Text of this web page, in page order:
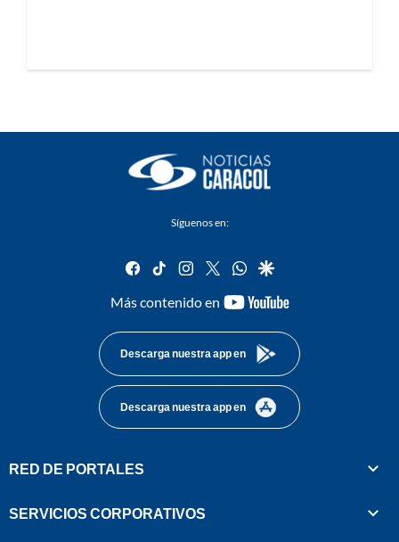
Síguenos en:
facebook
tiktok instagram
twitterwhatsapp
google
Más contenido en
youtube-
Descarga nuestra app en
Descarga nuestra app en
RED DE PORTALES
SERVICIOS CORPORATIVOS